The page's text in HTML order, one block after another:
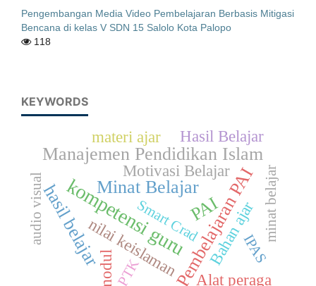
Pengembangan Media Video Pembelajaran Berbasis Mitigasi
Bencana di kelas V SDN 15 Salolo Kota Palopo
118
KEYWORDS
kompetensi guruPembelajaran PAI
Manajemen Pendidikan Islam
hasil belajar PAI
Minat Belajar
Bahan ajar
nilai keislaman
modul
Motivasi Belajar
materi ajar Hasil Belajar
Alat peraga
Smart Crad
PTK
minat belajar
IPAS
audio visual